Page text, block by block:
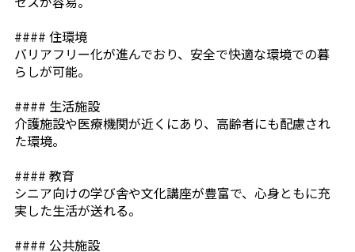
#### 住環境
バリアフリー化が進んでおり、安全で快適な環境での暮
らしが可能。
#### 生活施設
介護施設や医療機関が近くにあり、高齢者にも配慮され
た環境。
#### 教育
シニア向けの学び舎や文化講座が豊富で、心身ともに充
実した生活が送れる。
#### 公共施設